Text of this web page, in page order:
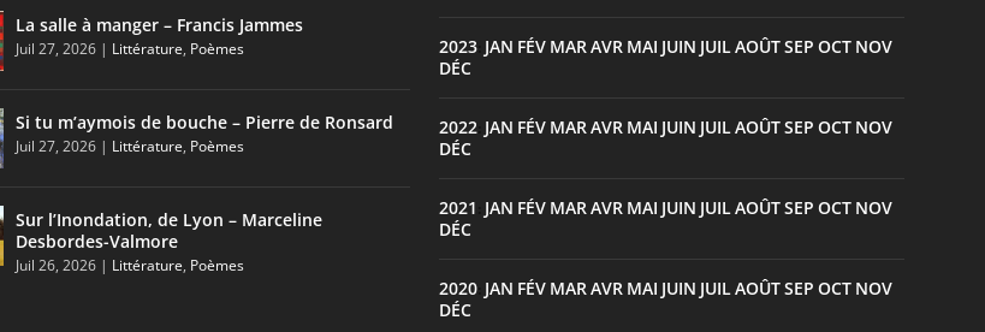
La salle à manger – Francis Jammes
Juil 27, 2026 | Littérature, Poèmes
Si tu m’aymois de bouche – Pierre de Ronsard
Juil 27, 2026 | Littérature, Poèmes
Sur l’Inondation, de Lyon – Marceline
Desbordes-Valmore
Juil 26, 2026 | Littérature, Poèmes
2023: JAN FÉV MARAVR MAI JUIN JUILAOÛTSEP OCT NOV
DÉC
2022: JAN FÉV MARAVR MAI JUIN JUILAOÛTSEP OCT NOV
DÉC
2021 JAN FÉV MARAVR MAI JUIN JUILAOÛTSEP OCT NOV
DÉC
2020: JAN FÉV MARAVR MAI JUIN JUILAOÛTSEP OCT NOV
DÉC